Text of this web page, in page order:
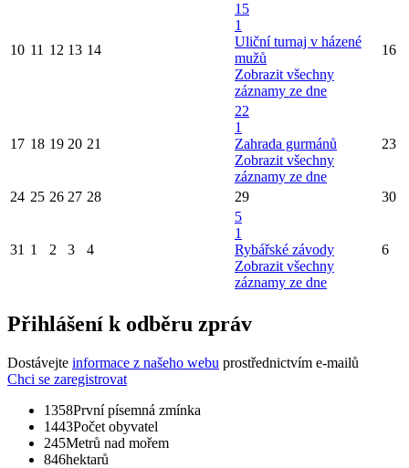
10 11 12 13 14
15
1
Uliční turnaj v házené
mužů
Zobrazit všechny
záznamy ze dne
16
17 18 19 20 21
22
1
Zahrada gurmánů
Zobrazit všechny
záznamy ze dne
23
24 25 26 27 28 29 30
31 1 2 3 4
5
1
Rybářské závody
Zobrazit všechny
záznamy ze dne
6
Přihlášení k odběru zpráv
Dostávejte informace z našeho webu prostřednictvím e-mailů
Chci se zaregistrovat
1358První písemná zmínka
1443Počet obyvatel
245Metrů nad mořem
846hektarů